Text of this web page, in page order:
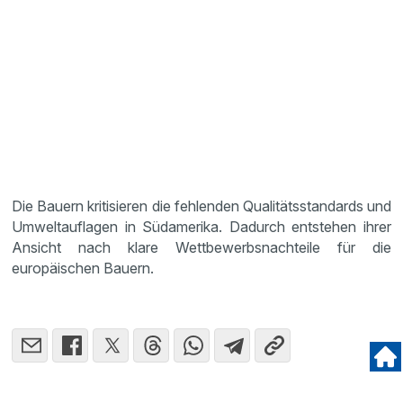
Die Bauern kritisieren die fehlenden Qualitätsstandards und
Umweltauflagen in Südamerika. Dadurch entstehen ihrer
Ansicht nach klare Wettbewerbsnachteile für die
europäischen Bauern.